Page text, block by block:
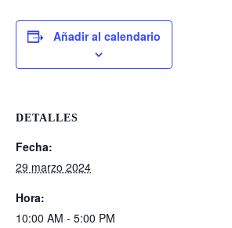
Añadir al calendario
DETALLES
Fecha:
29 marzo 2024
Hora:
10:00 AM - 5:00 PM